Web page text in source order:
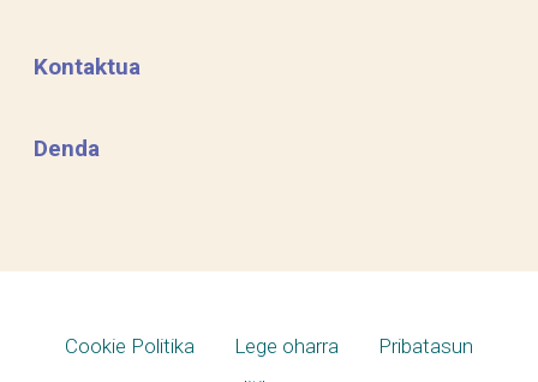
Kontaktua
Denda
Cookie Politika Lege oharra
Pribatasun